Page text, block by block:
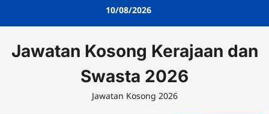
10/08/2026
Jawatan Kosong Kerajaan dan
Swasta 2026
Jawatan Kosong 2026